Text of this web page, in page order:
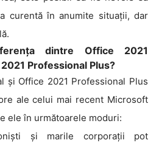
curentă în anumite situații, dar
dintre Office 2021
Professional Plus?
și Office 2021 Professional Plus
ale celui mai recent Microsoft
ele în următoarele moduri:
și marile corporații pot